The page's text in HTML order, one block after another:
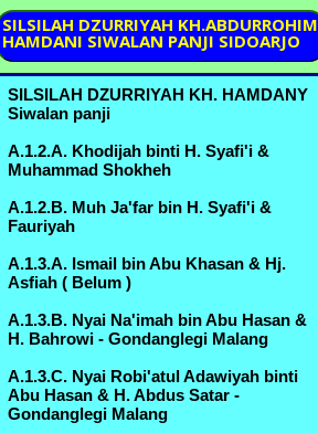
A.6.3.B. Kyai Machmud bin Ahmad
Marzuki & Nyai Sa'udah binti
Muchammad B.3.6.A. - Bureng
A.6.3.D. Kyai Sholeh bin Ahmad
Bureng
& Hj. Umi Habibah binti Sahlan
B.3.5.D.3. - Margorejo
A.6.3.F. Nyai Syifa' bin Ahmad Marzuki
& Kyai Idris Zainuddin - Bureng
A.6.3.G. Nyai Batul bin Ahmad Marzuki
& Ikhsan,Kyai Thoha - Bureng
B.3.5.B. Kyai Abdul Manan bin Mustofa
& Nyai Romlah bin Kyai Abdurrahman
A.6.2.A. - Bureng
SILSILAH DZURRIYAH KH.ABDURROHIM
HAMDANI SIWALAN PANJI SIDOARJO
SILSILAH DZURRIYAH KH. HAMDANY
Siwalan panji
A.1.2.A. Khodijah binti H. Syafi'i &
Muhammad Shokheh
A.1.2.B. Muh Ja'far bin H. Syafi'i &
Fauriyah
A.1.3.A. Ismail bin Abu Khasan & Hj.
Asfiah ( Belum )
A.1.3.B. Nyai Na'imah bin Abu Hasan &
H. Bahrowi - Gondanglegi Malang
A.1.3.C. Nyai Robi'atul Adawiyah binti
Abu Hasan & H. Abdus Satar -
Gondanglegi Malang